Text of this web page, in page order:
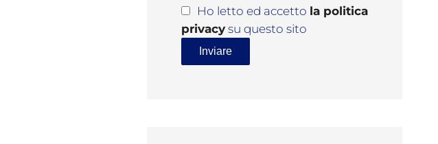
Ho letto ed accetto la politica
privacy su questo sito
Inviare